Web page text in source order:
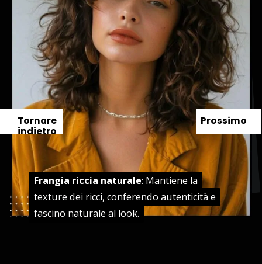
Frangia riccia naturale: Mantiene la
texture dei ricci, conferendo autenticità e
fascino naturale al look.
Frangia riccia naturale: Mantiene la
texture dei ricci, conferendo autenticità e
fascino naturale al look.
Prossimo
Tornare
indietro